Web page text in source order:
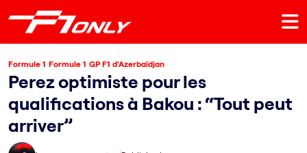
Formule 1 Formule 1 GP F1 d'Azerbaïdjan
Perez optimiste pour les
qualifications à Bakou : “Tout peut
arriver”